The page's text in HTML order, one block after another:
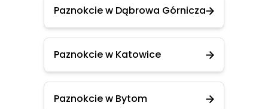
Paznokcie w Dąbrowa Górnicza
Paznokcie w Katowice
Paznokcie w Bytom